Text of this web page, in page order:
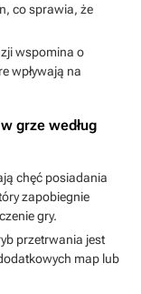
co sprawia, że
wspomina o
wpływają na
grze według
chęć posiadania
zapobiegnie
gry.
przetrwania jest
map lub